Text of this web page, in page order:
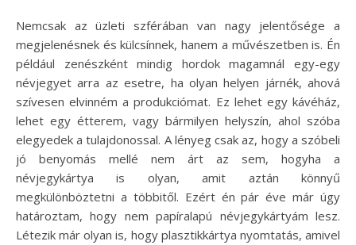
Nemcsak az üzleti szférában van nagy jelentősége a
megjelenésnek és külcsínnek, hanem a művészetben is. Én
például zenészként mindig hordok magamnál egy-egy
névjegyet arra az esetre, ha olyan helyen járnék, ahová
szívesen elvinném a produkciómat. Ez lehet egy kávéház,
lehet egy étterem, vagy bármilyen helyszín, ahol szóba
elegyedek a tulajdonossal. A lényeg csak az, hogy a szóbeli
jó benyomás mellé nem árt az sem, hogyha a
névjegykártya is olyan, amit aztán könnyű
megkülönböztetni a többitől. Ezért én pár éve már úgy
határoztam, hogy nem papíralapú névjegykártyám lesz.
Létezik már olyan is, hogy plasztikkártya nyomtatás, amivel